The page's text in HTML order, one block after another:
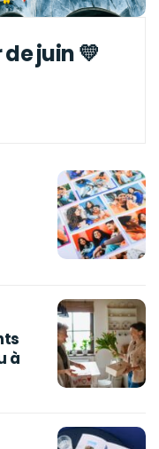
juin 💛
à